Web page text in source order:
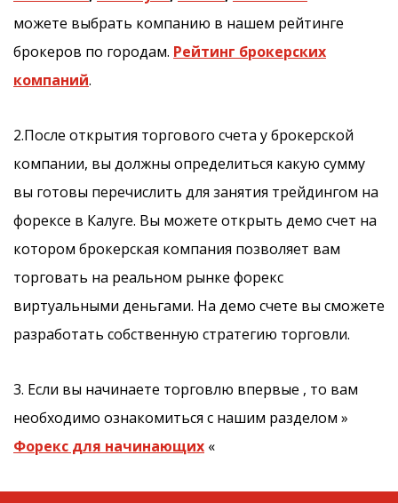
можете выбрать компанию в нашем рейтинге
брокеров по городам. Рейтинг брокерских
компаний.
2.После открытия торгового счета у брокерской
компании, вы должны определиться какую сумму
вы готовы перечислить для занятия трейдингом на
форексе в Калуге. Вы можете открыть демо счет на
котором брокерская компания позволяет вам
торговать на реальном рынке форекс
виртуальными деньгами. На демо счете вы сможете
разработать собственную стратегию торговли.
3. Если вы начинаете торговлю впервые , то вам
необходимо ознакомиться с нашим разделом »
Форекс для начинающих «